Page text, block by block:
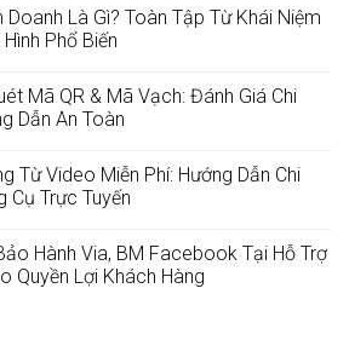
Doanh Là Gì? Toàn Tập Từ Khái Niệm
Phổ Biến
Mã QR & Mã Vạch: Đánh Giá Chi
Dẫn An Toàn
Từ Video Miễn Phí: Hướng Dẫn Chi
Cụ Trực Tuyến
Hành Via, BM Facebook Tại Hỗ Trợ
Quyền Lợi Khách Hàng